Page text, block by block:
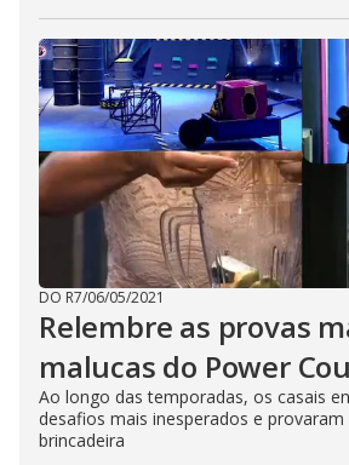
DO R7/06/05/2021
Relembre as provas
malucas do Power
Ao longo das temporadas, os casais
desafios mais inesperados e
brincadeira